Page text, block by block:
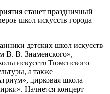
станет праздничный
школ искусств города
детских школ искусств
В. Знаменского»,
искусств Тюменского
а также
цирковая школа
Начнется концерт